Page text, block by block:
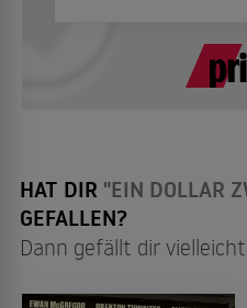
HAT DIR "EIN DOLLAR
GEFALLEN?
Dann gefällt dir